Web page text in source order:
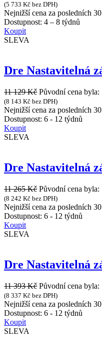
(5 733 Kč bez DPH)
Nejnižší cena za posledních
Dostupnost: 4 – 8 týdnů
Koupit
SLEVA
Dre Nastavitelná
11 129Kč Původní cena byla:
(8 143 Kč bez DPH)
Nejnižší cena za posledních
Dostupnost: 6 - 12 týdnů
Koupit
SLEVA
Dre Nastavitelná
11 265Kč Původní cena byla:
(8 242 Kč bez DPH)
Nejnižší cena za posledních
Dostupnost: 6 - 12 týdnů
Koupit
SLEVA
Dre Nastavitelná
11 393Kč Původní cena byla:
(8 337 Kč bez DPH)
Nejnižší cena za posledních
Dostupnost: 6 - 12 týdnů
Koupit
SLEVA